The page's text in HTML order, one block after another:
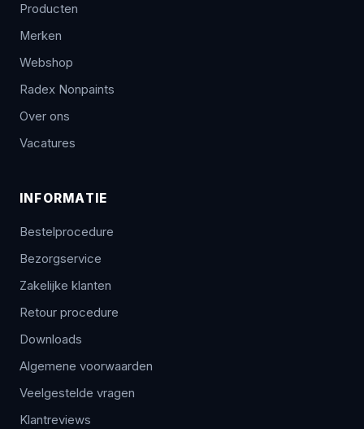
Producten
Merken
Webshop
Radex Nonpaints
Over ons
Vacatures
INFORMATIE
Bestelprocedure
Bezorgservice
Zakelijke klanten
Retour procedure
Downloads
Algemene voorwaarden
Veelgestelde vragen
Klantreviews